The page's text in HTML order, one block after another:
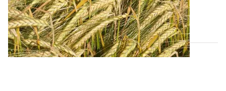
campagne et nos préconisations pour...
13 FÉVR. 2026